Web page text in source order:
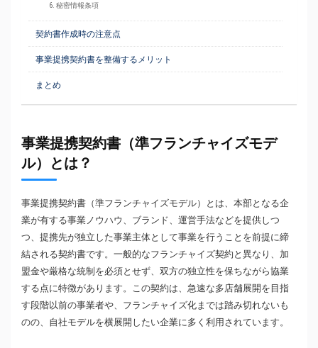
6. 秘密情報条項
契約書作成時の注意点
事業提携契約書を整備するメリット
まとめ
事業提携契約書（準フランチャイズモデ
ル）とは？
事業提携契約書（準フランチャイズモデル）とは、本部となる企
業が有する事業ノウハウ、ブランド、運営手法などを提供しつ
つ、提携先が独立した事業主体として事業を行うことを前提に締
結される契約書です。一般的なフランチャイズ契約と異なり、加
盟金や厳格な統制を必須とせず、双方の独立性を保ちながら協業
する点に特徴があります。この契約は、急速な多店舗展開を目指
す段階以前の事業者や、フランチャイズ化までは踏み切れないも
のの、自社モデルを横展開したい企業に多く利用されています。